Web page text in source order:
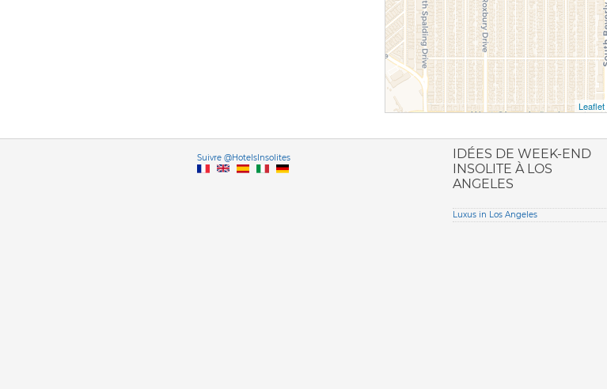
Leaflet
Suivre @HotelsInsolitesVersione italiana
IDÉES DE WEEK-END
INSOLITE À LOS
ANGELES
Luxus in Los Angeles